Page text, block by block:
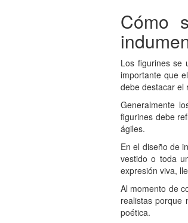
Cómo
Los figurines se
importante que
debe destacar el
Generalmente
figurines debe
ágiles.
En el diseño de
vestido o toda
expresión viva,
Al momento de
realistas porque
poética.